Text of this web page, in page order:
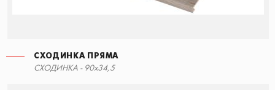
СХОДИНКА ПРЯМА
СХОДИНКА - 90x34,5